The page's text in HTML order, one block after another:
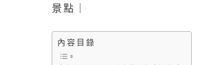
景點｜
內容目錄